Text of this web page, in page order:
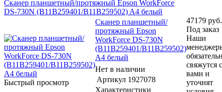
Сканер планшетный/протяжный Epson WorkForce
DS-730N (B11B259401/B11B259502) A4 белый
Быстрый просмотр
Сканер планшетный/
протяжный Epson
WorkForce DS-730N
(B11B259401/B11B259502)
A4 белый
Нет в наличии
Артикул 1927078
Характеристики
47179 руб.
Под заказ
Наши
свяжутся с
вами и
уточнят